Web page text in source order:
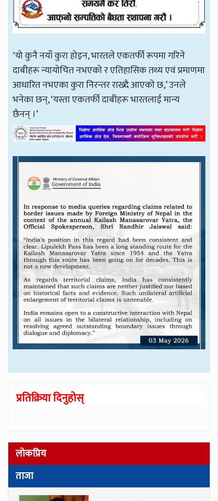
‘यो कुनै नयाँ कुरा होइन, भारतले एकतर्फी रूपमा गरिने
दाबीहरू न्यायोचित नभएको र एतिहासिक तथ्य एवं प्रमाणमा
आधारित नभएका कुरा निरन्तर राख्दै आएको छ,’ उनले
भनेका छन्, ‘यस्ता एकतर्फी दाबीहरू भारतलाई मान्य
छैनन् ।’
प्रतिक्रिया दिनुहोस्
लोकप्रिय
ताजा